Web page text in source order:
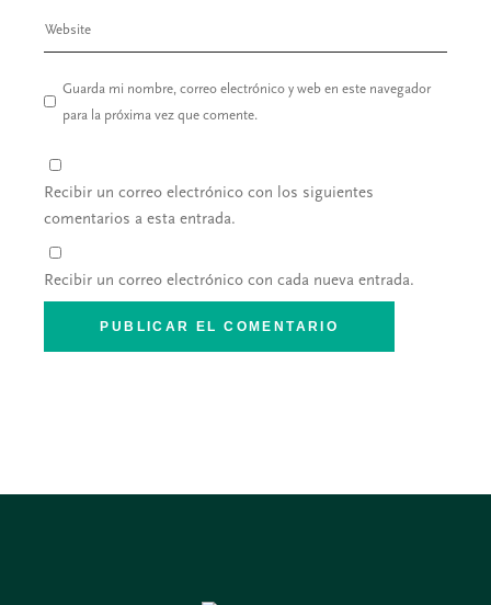
Guarda mi nombre, correo electrónico y web en este navegador
para la próxima vez que comente.
Recibir un correo electrónico con los siguientes
comentarios a esta entrada.
Recibir un correo electrónico con cada nueva entrada.
PUBLICAR EL COMENTARIO